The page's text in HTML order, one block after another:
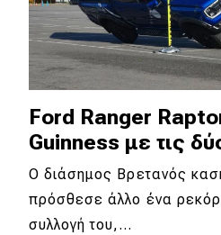
Ford Ranger
Guinness με τις
Ο διάσημος Βρετανός
πρόσθεσε άλλο ένα
συλλογή του,…